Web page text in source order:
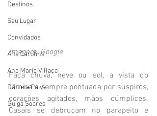
Destinos
Seu Lugar
Convidados
Ana Carolina
Ana Maria Villaça
Daniela Paiva
Guiga Soares
Imagem: Google
Faça chuva, neve ou sol, a vista do
Tâmisa é sempre pontuada por suspiros,
corações agitados, mãos cúmplices.
Casais se debruçam no parapeito e